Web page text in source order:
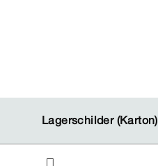
Lagerschilder (Karton)
Lagerschilder (Karton)